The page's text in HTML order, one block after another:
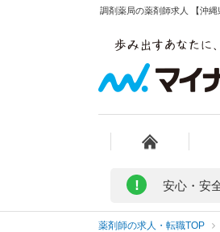
調剤薬局の薬剤師求人 【沖
! 安心・安
薬剤師の求人・転職TOP